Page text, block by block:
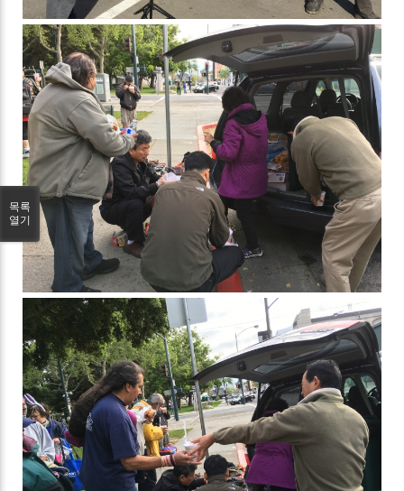
목록
열기